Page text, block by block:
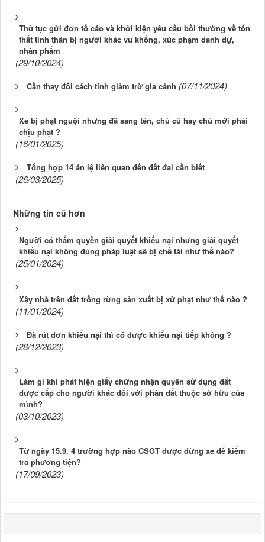
Thủ tục gửi đơn tố cáo và khởi kiện yêu cầu bồi thường về tổn
thất tinh thần bị người khác vu khống, xúc phạm danh dự,
nhân phẩm
(29/10/2024)
Cần thay đổi cách tính giảm trừ gia cảnh (07/11/2024)
Xe bị phạt nguội nhưng đã sang tên, chủ cũ hay chủ mới phải
chịu phạt ?
(16/01/2025)
Tổng hợp 14 án lệ liên quan đến đất đai cần biết
(26/03/2025)
Những tin cũ hơn
Người có thẩm quyền giải quyết khiếu nại nhưng giải quyết
khiếu nại không đúng pháp luật sẽ bị chế tài như thế nào?
(25/01/2024)
Xây nhà trên đất trồng rừng sản xuất bị xử phạt như thế nào ?
(11/01/2024)
Đã rút đơn khiếu nại thì có được khiếu nại tiếp không ?
(28/12/2023)
Làm gì khi phát hiện giấy chứng nhận quyền sử dụng đất
được cấp cho người khác đối với phần đất thuộc sở hữu của
mình?
(03/10/2023)
Từ ngày 15.9, 4 trường hợp nào CSGT được dừng xe để kiểm
tra phương tiện?
(17/09/2023)